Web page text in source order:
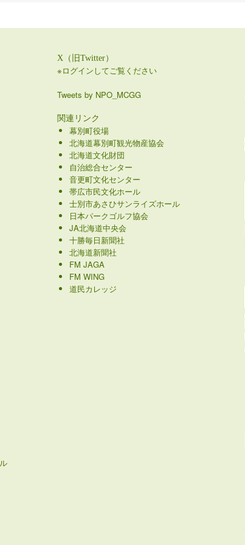
X（旧Twitter）
※ログインしてご覧ください
Tweets by NPO_MCGG
関連リンク
幕別町役場
北海道幕別町観光物産協会
北海道文化財団
自治総合センター
音更町文化センター
帯広市民文化ホール
士別市あさひサンライズホール
日本パークゴルフ協会
JA北海道中央会
十勝毎日新聞社
北海道新聞社
FM JAGA
FM WING
道民カレッジ